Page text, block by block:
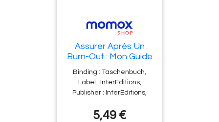
Assurer Après Un
Burn-Out : Mon Guide
Et Mentale
Binding : Taschenbuch,
Label : InterEditions,
Publisher : InterEditions,
publicationDate : 2019-09-
5,49 €